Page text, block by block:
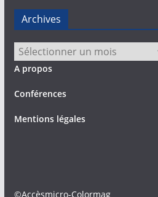
Archives
Archives
A propos
Conférences
Mentions légales
©Accèsmicro-Colormag